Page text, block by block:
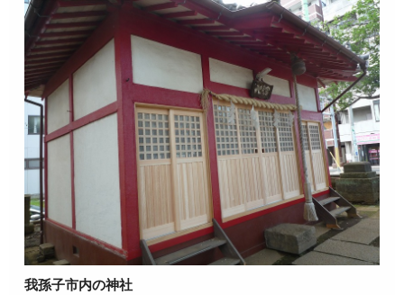
我孫子市内の神社